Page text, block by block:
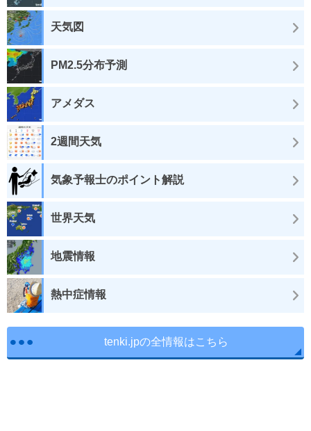
天気図
PM2.5分布予測
アメダス
2週間天気
気象予報士のポイント解説
世界天気
地震情報
熱中症情報
tenki.jpの全情報はこちら